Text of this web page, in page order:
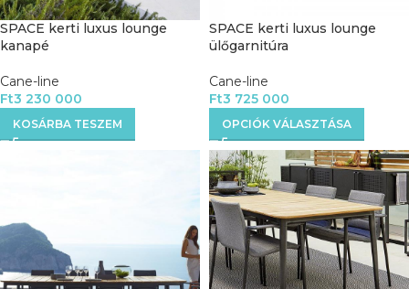
SPACE kerti luxus lounge
kanapé
Cane-line
Ft3 230 000
KOSÁRBA TESZEM
SPACE kerti luxus lounge
ülőgarnitúra
Cane-line
Ft3 725 000
OPCIÓK VÁLASZTÁSA